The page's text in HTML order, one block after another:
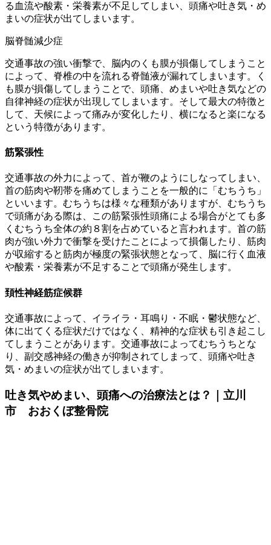
る血流や酸素・栄養素が不足してしまい、頭痛や吐き気・め
まいの症状が出てしまいます。
脳脊髄減少症
交通事故の強い衝撃で、脳内のくも膜が損傷してしまうこと
によって、脊椎の中を流れる脊髄液が漏れてしまいます。く
も膜が損傷してしまうことで、頭痛、めまいや吐き気などの
自律神経の症状が出現してしまいます。そして最大の特徴と
して、天候によって痛みが変化したり、横になると楽になる
という特徴があります。
筋緊張性
交通事故の外力によって、首が鞭のようにしなってしまい、
首の筋肉や靭帯を痛めてしまうことを一般的に「むちうち」
といいます。むちうちは様々な種類がありますが、むちうち
で頭痛がある際は、この筋緊張性頭痛による場合がとても多
くむちうち全体の約８割を占めていると言われます。首の筋
肉が強い外力で衝撃を受けたことによって損傷したり、筋肉
が収縮すると筋肉が極度の緊張状態となって、脳に行く血液
や酸素・栄養素が不足することで頭痛が発生します。
頚性神経筋症候群
交通事故によって、イライラ・耳鳴り・不眠・鬱状態など、
体に出てくる症状だけではなく、精神的な症状も引き起こし
てしまうことがあります。交通事故によってむちうちとな
り、副交感神経の働きが抑制されてしまって、頭痛や吐き
気・めまいの症状が出てしまいます。
吐き気やめまい、頭痛への治療法とは？｜立川
市 おおくぼ整骨院